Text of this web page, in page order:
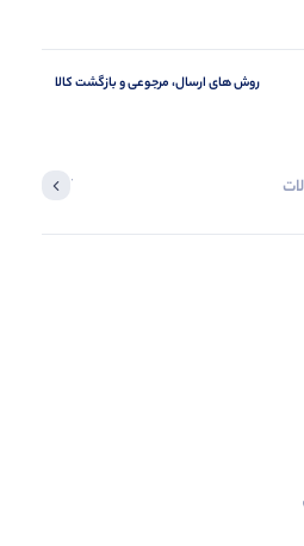
روش های ارسال، مرجوعی و بازگشت کالا
آخرین